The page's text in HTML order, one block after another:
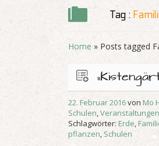
Tag :
Home » Posts tagged
22. Februar 2016von Mo
Schulen,Veranstaltungen
Schlagwörter: Erde,
pflanzen, Schulen